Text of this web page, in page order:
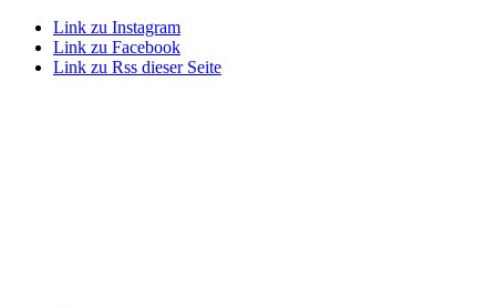
Link zu Instagram
Link zu Facebook
Link zu Rss dieser Seite